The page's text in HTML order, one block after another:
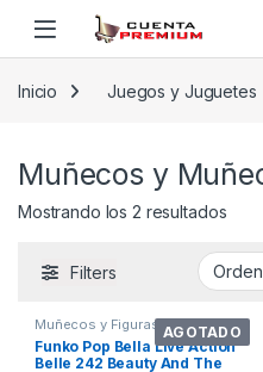
Skip to navigation
Skip to content
Inicio Juegos y Juguetes
Muñecos y
Mostrando los 2 resultados
Filters
AGOTADO
Muñecos y Figuras de Acción
Funko Pop Bella Live Action
Belle 242 Beauty And The